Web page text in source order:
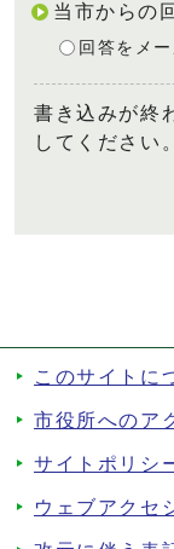
当市からの
回答をメ
書き込みが終
してください。
このサイトに
市役所へのア
サイトポリシ
ウェブアクセ